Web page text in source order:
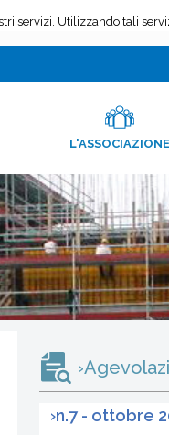
L'ASSOCIAZIONE
›
›n.7 - ottobre